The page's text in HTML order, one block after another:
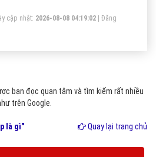
Cho phép người dùng tạo view,
Database. Cho phép người dùng
bảng, thủ tục và view.
cập nhật: 2026-08-08 04:19:02
Đăng
bạn đọc quan tâm và tìm kiếm rất nhiều
trên Google.
là gì" Quay lại trang chủ